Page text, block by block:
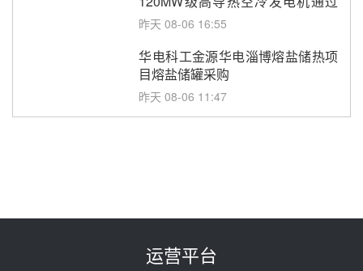
型式试验
昨天 08-06 16:55
华电科工金源华电淄博熔盐储热项
目熔盐储罐采购
昨天 08-06 11:47
光热示范电站二列蒸汽发生器设备
运营平台